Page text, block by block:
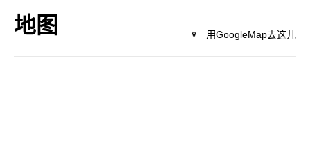
地图 用GoogleMap去这儿